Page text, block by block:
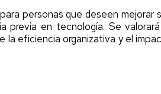
personas que deseen mejorar
previa en tecnología. Se
la eficiencia organizativa y el